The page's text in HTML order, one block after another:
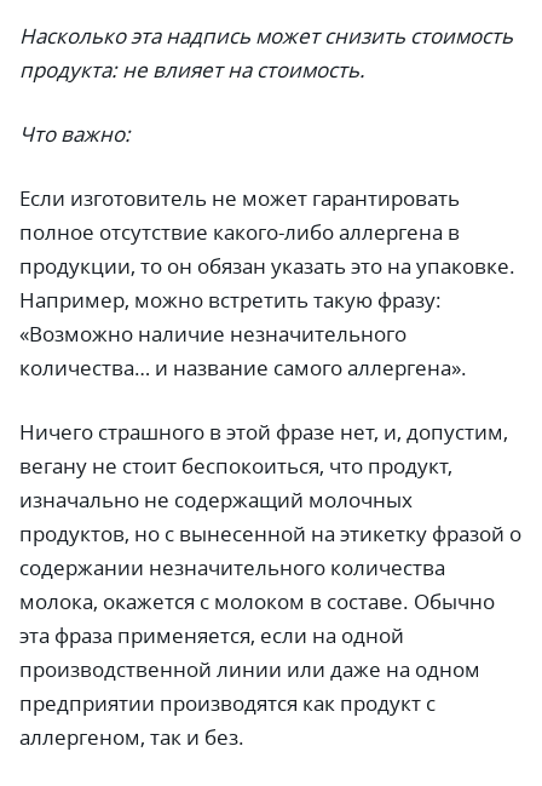
Насколько эта надпись может снизить стоимость
продукта:не влияет на стоимость.
Что важно:
Если изготовитель не может гарантировать
полное отсутствие какого-либо аллергена в
продукции, то он обязан указать это на упаковке.
Например, можно встретить такую фразу:
«Возможно наличие незначительного
количества… и название самого аллергена».
Ничего страшного в этой фразе нет, и, допустим,
вегану не стоит беспокоиться, что продукт,
изначально не содержащий молочных
продуктов, но с вынесенной на этикетку фразой о
содержании незначительного количества
молока, окажется с молоком в составе. Обычно
эта фраза применяется, если на одной
производственной линии или даже на одном
предприятии производятся как продукт с
аллергеном, так и без.